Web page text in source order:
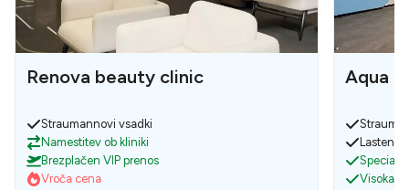
Renova beauty clinic
Straumannovi vsadki
Namestitev ob kliniki
Brezplačen VIP prenos
Vroča cena
Aqua
Lasten
Visoka